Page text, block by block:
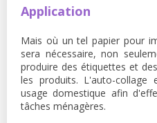
Application
Mais où un tel papier pour
sera nécessaire, non
produire des étiquettes et
les produits. L'auto-
usage domestique afin
tâches ménagères.